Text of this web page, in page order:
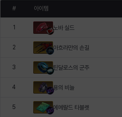
# 아이템
1 노바 실드
2 아흐라만의 손길
3 틴달로스의 군주
4 용의 비늘
5 에메랄드 타블렛